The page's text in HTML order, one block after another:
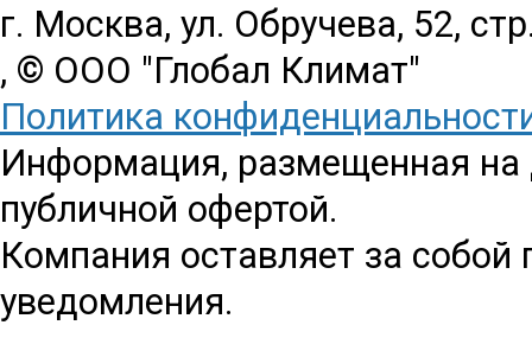
г. Москва, ул. Обручева, 52,
, © ООО "Глобал Климат"
Политика
Информация, размещенная на
публичной офертой.
Компания оставляет за собой
уведомления.